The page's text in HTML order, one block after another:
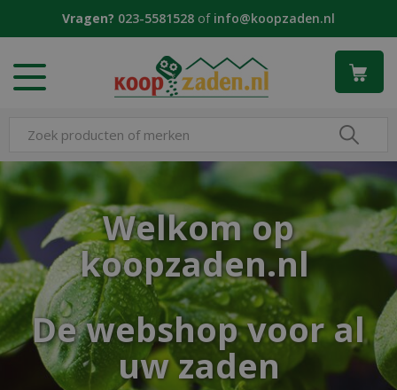
n
t
t
Welkom op
koopzaden.nl
De webshop voor al
uw zaden
Vragen? 023-5581528 of info@koopzaden.nl